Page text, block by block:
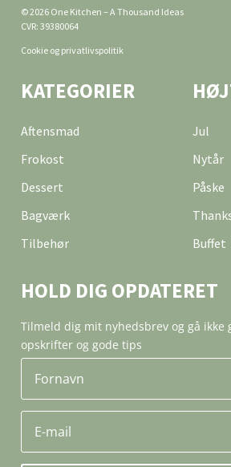
© 2026 One Kitchen – A Thousand Ideas
CVR: 39380064
Cookie og privatlivspolitik
KATEGORIER
Aftensmad
Frokost
Dessert
Bagværk
Tilbehør
Jul
Nytår
Påske
Buffet
HOLD DIG OPDATERET
Tilmeld dig mit nyhedsbrev og gå ikke
opskrifter og gode tips